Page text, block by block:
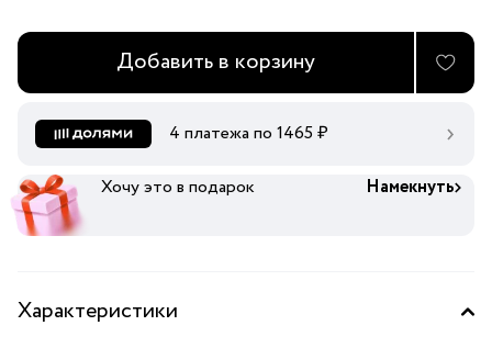
Добавить в корзину
4 платежа по 1465 ₽
Хочу это в подарок Намекнуть
Характеристики